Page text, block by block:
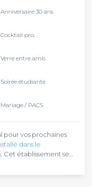
Anniversaire 30 ans
Cocktail pro.
Verre entre amis
Soirée étudiante
Mariage / PACS
pour vos prochaines
dans le
. Cet établissement se
de Montreuil, à l’est
pouvez emprunter
les allures d’une